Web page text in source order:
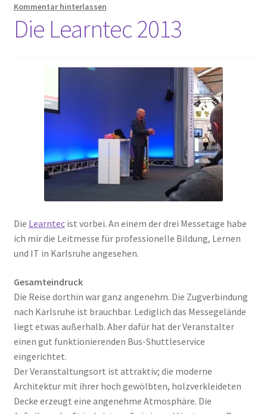
Kommentar hinterlassen
Die Learntec 2013
Die Learntecist vorbei. An einem der drei Messetage habe
ich mir die Leitmesse für professionelle Bildung, Lernen
und IT in Karlsruhe angesehen.
Gesamteindruck
Die Reise dorthin war ganz angenehm. Die Zugverbindung
nach Karlsruhe ist brauchbar. Lediglich das Messegelände
liegt etwas außerhalb. Aber dafür hat der Veranstalter
einen gut funktionierenden Bus-Shuttleservice
eingerichtet.
Der Veranstaltungsort ist attraktiv; die moderne
Architektur mit ihrer hoch gewölbten, holzverkleideten
Decke erzeugt eine angenehme Atmosphäre. Die